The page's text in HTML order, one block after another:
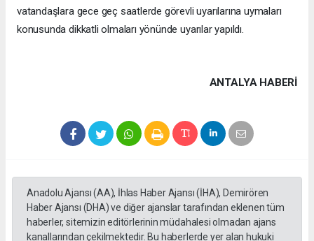
vatandaşlara gece geç saatlerde görevli uyarılarına uymaları
konusunda dikkatli olmaları yönünde uyarılar yapıldı.
ANTALYA HABERİ
Anadolu Ajansı (AA), İhlas Haber Ajansı (İHA), Demirören
Haber Ajansı (DHA) ve diğer ajanslar tarafından eklenen tüm
haberler, sitemizin editörlerinin müdahalesi olmadan ajans
kanallarından çekilmektedir. Bu haberlerde yer alan hukuki